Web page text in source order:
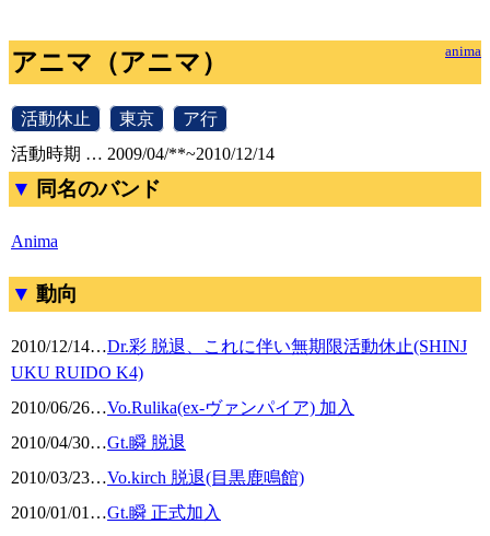
anima
アニマ（アニマ）
活動休止 東京 ア行
活動時期 … 2009/04/**~2010/12/14
同名のバンド
Anima
動向
2010/12/14…Dr.彩 脱退、これに伴い無期限活動休止(SHINJ
UKU RUIDO K4)
2010/06/26…Vo.Rulika(ex-ヴァンパイア) 加入
2010/04/30…Gt.瞬 脱退
2010/03/23…Vo.kirch 脱退(目黒鹿鳴館)
2010/01/01 …Gt.瞬 正式加入